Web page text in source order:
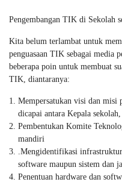
Pengembangan TIK di Sekolah
Kita belum terlambat untuk
penguasaan TIK sebagai media
beberapa poin untuk membuat
TIK, diantaranya:
Mempersatukan visi dan misi
dicapai antara Kepala
Pembentukan Komite
mandiri
.Mengidentifikasi
software maupun sistem dan
Penentuan hardware dan